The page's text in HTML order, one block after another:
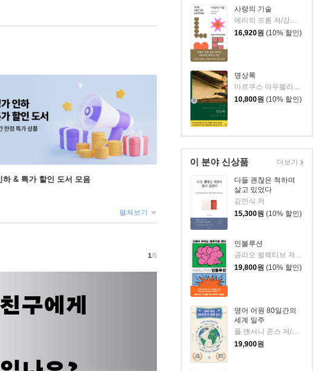
사랑의 기술
16,920원 (10% 할인)
명상록
10,800원 (10% 할인)
이 분야 신상품
다들 괜찮은 척하며
살고 있었다
김민식 저
15,300원 (10% 할인)
인볼루션
공라오 컬렉티브 저/홍명교 역
19,800원 (10% 할인)
영어 어원 80일간의
세계 일주
폴 앤서니 존스 저/고정아 역
19,900원
더보기
하 & 특가 할인 도서 모음
펼쳐보기
1/5